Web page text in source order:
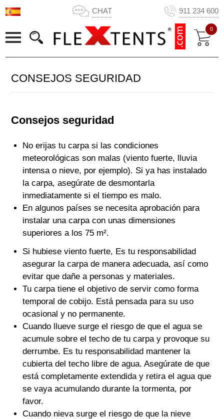
CHAT 911 234 600
0
CONSEJOS SEGURIDAD
Consejos seguridad
No erijas tu carpa si las condiciones
meteorológicas son malas (viento fuerte, lluvia
intensa o nieve, por ejemplo). Si ya has instalado
la carpa, asegúrate de desmontarla
inmediatamente si el tiempo es malo.
En algunos países se necesita aprobación para
instalar una carpa con unas dimensiones
superiores a los 75 m².
Si hubiese viento fuerte, Es tu responsabilidad
asegurar la carpa de manera adecuada, así como
evitar que dañe a personas y materiales.
Tu carpa tiene el objetivo de servir como forma
temporal de cobijo. Está pensada para su uso
ocasional y no permanente.
Cuando llueve surge el riesgo de que el agua se
acumule sobre el techo de tu carpa y provoque su
derrumbe. Es tu responsabilidad mantener la
cubierta del techo libre de agua. Asegúrate de que
está completamente extendida y retira el agua que
se vaya acumulando durante la tormenta, por
favor.
Cuando nieva surge el riesgo de que la nieve